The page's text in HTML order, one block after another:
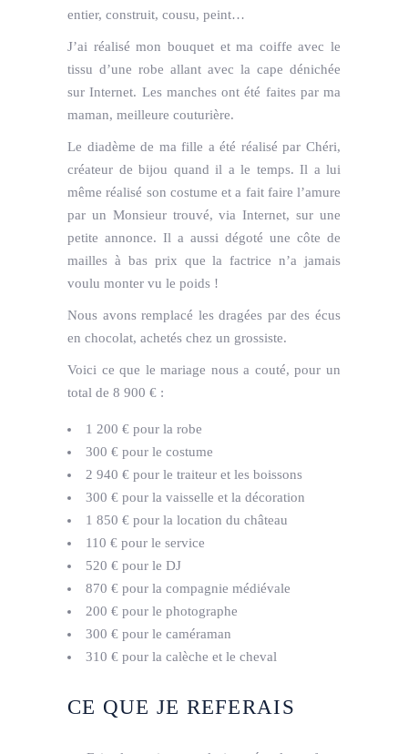
entier, construit, cousu, peint…
J’ai réalisé mon bouquet et ma coiffe avec le
tissu d’une robe allant avec la cape dénichée
sur Internet. Les manches ont été faites par ma
maman, meilleure couturière.
Le diadème de ma fille a été réalisé par Chéri,
créateur de bijou quand il a le temps. Il a lui
même réalisé son costume et a fait faire l’amure
par un Monsieur trouvé, via Internet, sur une
petite annonce. Il a aussi dégoté une côte de
mailles à bas prix que la factrice n’a jamais
voulu monter vu le poids !
Nous avons remplacé les dragées par des écus
en chocolat, achetés chez un grossiste.
Voici ce que le mariage nous a couté, pour un
total de 8 900 € :
1 200 € pour la robe
300 € pour le costume
2 940 € pour le traiteur et les boissons
300 € pour la vaisselle et la décoration
1 850 € pour la location du château
110 € pour le service
520 € pour le DJ
870 € pour la compagnie médiévale
200 € pour le photographe
300 € pour le caméraman
310 € pour la calèche et le cheval
CE QUE JE REFERAIS